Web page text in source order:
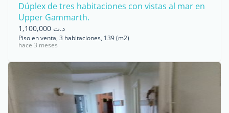
Dúplex de tres habitaciones con vistas al mar en
Upper Gammarth.
د.ت 1,100,000
Piso en venta, 3 habitaciones, 139 (m2)
hace 3 meses